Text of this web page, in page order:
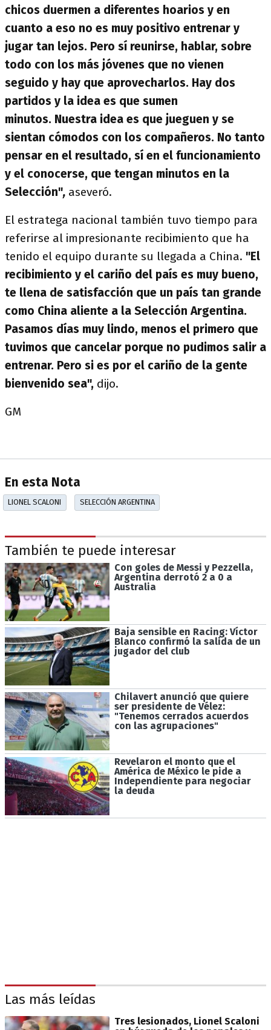
chicos duermen a diferentes hoarios y en
cuanto a eso no es muy positivo entrenar y
jugar tan lejos. Pero sí reunirse, hablar, sobre
todo con los más jóvenes que no vienen
seguido y hay que aprovecharlos. Hay dos
partidos y la idea es que sumen
minutos. Nuestra idea es que jueguen y se
sientan cómodos con los compañeros. No tanto
pensar en el resultado, sí en el funcionamiento
y el conocerse, que tengan minutos en la
Selección", aseveró.
El estratega nacional también tuvo tiempo para
referirse al impresionante recibimiento que ha
tenido el equipo durante su llegada a China. "El
recibimiento y el cariño del país es muy bueno,
te llena de satisfacción que un país tan grande
como China aliente a la Selección Argentina.
Pasamos días muy lindo, menos el primero que
tuvimos que cancelar porque no pudimos salir a
entrenar. Pero si es por el cariño de la gente
bienvenido sea", dijo.
GM
En esta Nota
LIONEL SCALONI SELECCIÓN ARGENTINA
También te puede interesar
Con goles de Messi y Pezzella,
Argentina derrotó 2 a 0 a
Australia
Baja sensible en Racing: Víctor
Blanco confirmó la salida de un
jugador del club
Chilavert anunció que quiere
ser presidente de Vélez:
"Tenemos cerrados acuerdos
con las agrupaciones"
Revelaron el monto que el
América de México le pide a
Independiente para negociar
la deuda
Las más leídas
Tres lesionados, Lionel Scaloni